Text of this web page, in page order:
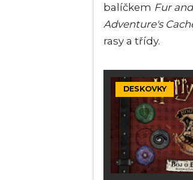
balíčkem Fur
Adventure's
rasy a třídy.
DESKOVKY